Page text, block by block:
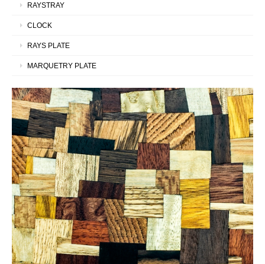
RAYSTRAY
CLOCK
RAYS PLATE
MARQUETRY PLATE